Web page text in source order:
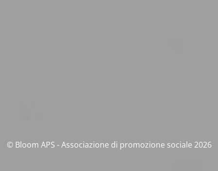
© Bloom APS - Associazione di promozione sociale 2026